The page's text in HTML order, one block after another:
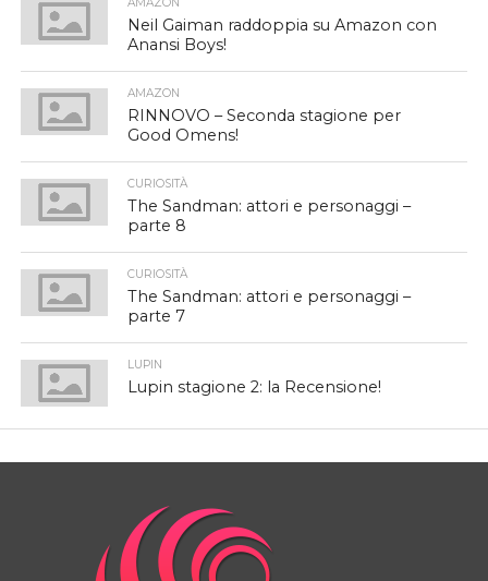
AMAZON
Neil Gaiman raddoppia su Amazon con
Anansi Boys!
AMAZON
RINNOVO – Seconda stagione per
Good Omens!
CURIOSITÀ
The Sandman: attori e personaggi –
parte 8
CURIOSITÀ
The Sandman: attori e personaggi –
parte 7
LUPIN
Lupin stagione 2: la Recensione!